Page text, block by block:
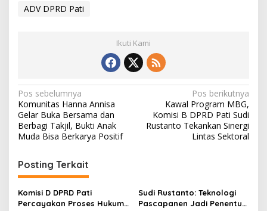
ADV DPRD Pati
Ikuti Kami
N
a
v
i
g
a
s
Pos sebelumnya
Komunitas Hanna Annisa
Gelar Buka Bersama dan
Berbagi Takjil, Bukti Anak
Muda Bisa Berkarya Positif
Pos berikutnya
Kawal Program MBG,
Komisi B DPRD Pati Sudi
Rustanto Tekankan Sinergi
Lintas Sektoral
Posting Terkait
Komisi D DPRD Pati
Percayakan Proses Hukum
Sudi Rustanto: Teknologi
Pascapanen Jadi Penentu